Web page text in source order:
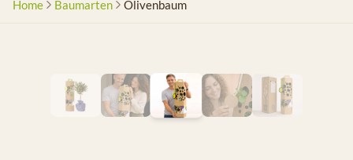
Home Baumarten Olivenbaum